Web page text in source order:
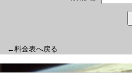
←料金表へ戻る